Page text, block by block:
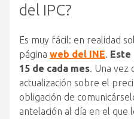
del IPC?
Es muy fácil: en realidad
página web del INE.
15 de cada mes. Una vez
actualización sobre el
obligación de
antelación al día en el que